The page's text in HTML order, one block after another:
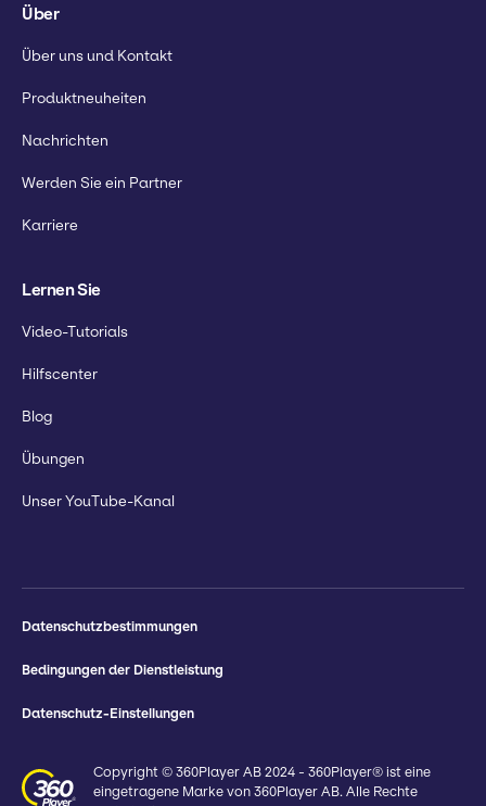
Über
Über uns und Kontakt
Produktneuheiten
Nachrichten
Werden Sie ein Partner
Karriere
Lernen Sie
Video-Tutorials
Hilfscenter
Blog
Übungen
Unser YouTube-Kanal
Datenschutzbestimmungen
Bedingungen der Dienstleistung
Datenschutz-Einstellungen
Copyright © 360Player AB 2024 - 360Player® ist eine
eingetragene Marke von 360Player AB. Alle Rechte